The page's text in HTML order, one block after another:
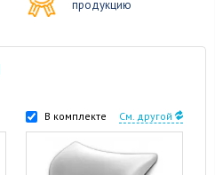
продукцию
В комплекте См. другой